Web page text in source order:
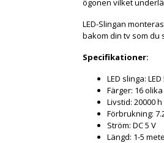
ögonen vilket
LED-Slingan
bakom din tv som du
Specifikationer:
LED slinga:
Färger: 16
Livstid: 20000 h
Förbrukning:
Ström: DC 5 V
Längd: 1-5